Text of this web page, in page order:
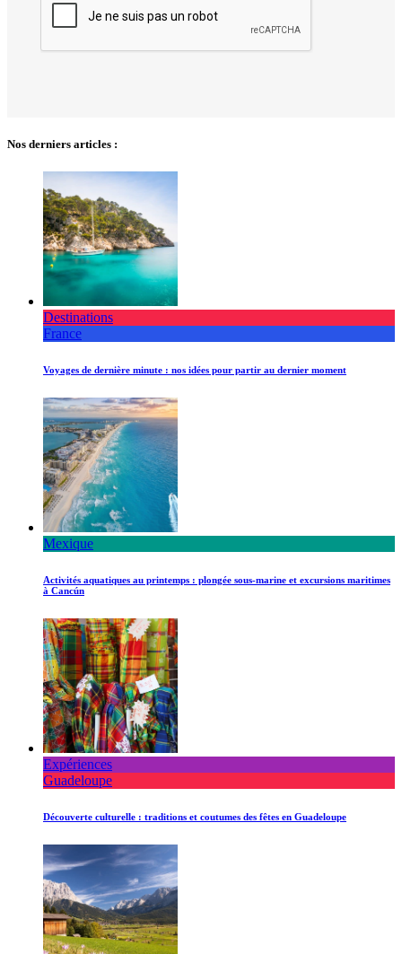
Nos derniers articles :
Destinations
France
Voyages de dernière minute : nos idées pour partir au dernier moment
Mexique
Activités aquatiques au printemps : plongée sous-marine et excursions maritimes
à Cancún
Expériences
Guadeloupe
Découverte culturelle : traditions et coutumes des fêtes en Guadeloupe